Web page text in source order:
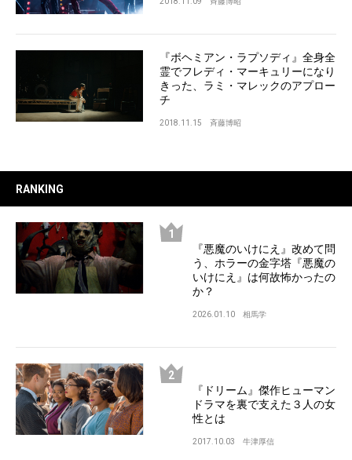
『ボヘミアン・ラプソディ』全身全
霊でフレディ・マーキュリーになり
きった、ラミ・マレックのアプロー
チ
2018.11.15 斉藤博昭
RANKING
『悪魔のいけにえ』改めて問
う、ホラーの金字塔『悪魔の
いけにえ』は何故怖かったの
か？
2026.01.10 相馬学
『ドリーム』傑作ヒューマン
ドラマを裏で支えた３人の女
性とは
2017.10.03 牛津厚信